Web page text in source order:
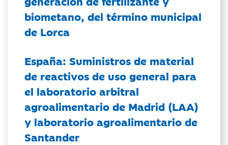
biometano, del término municipal
de Lorca
España: Suministros de material
de reactivos de uso general para
el laboratorio arbitral
agroalimentario de Madrid (LAA)
y laboratorio agroalimentario de
Santander